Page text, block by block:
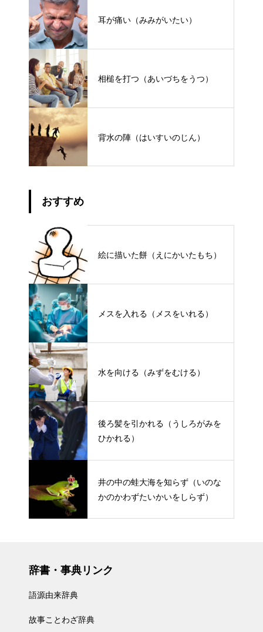
耳が痛い（みみがいたい）
相槌を打つ（あいづちをうつ）
背水の陣（はいすいのじん）
おすすめ
絵に描いた餅（えにかいたもち）
メスを入れる（メスをいれる）
水を向ける（みずをむける）
後ろ髪を引かれる（うしろがみを
ひかれる）
井の中の蛙大海を知らず（いのな
かのかわずたいかいをしらず）
辞書・事典リンク
語源由来辞典
故事ことわざ辞典